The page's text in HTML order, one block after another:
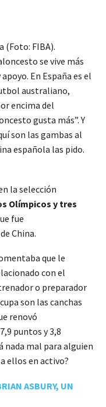
(Foto: FIBA).
se vive más
En España es el
australiano,
encima del
gusta más”. Y
son las gambas al
española las pido.
la selección
Olímpicos y tres
fue
China.
que le
con el
o preparador
son las canchas
renovó
puntos y 3,8
nada mal para alguien
ellos en activo?
ASBURY, UN